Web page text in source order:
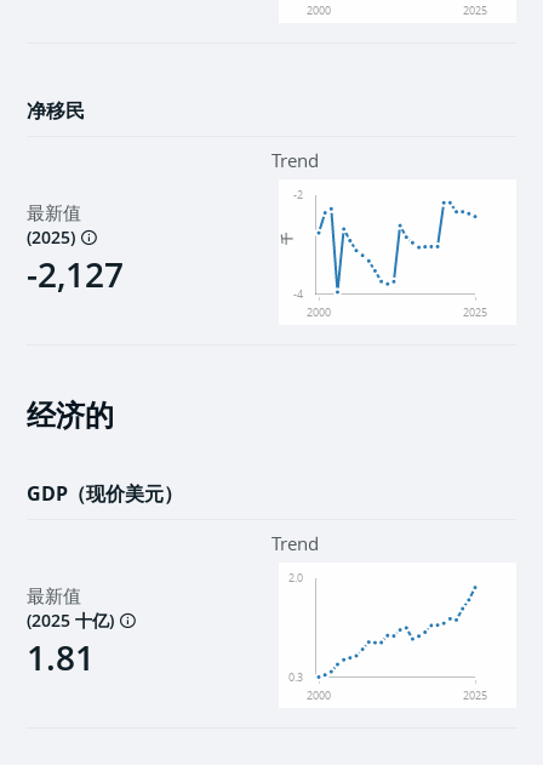
2000 2025
净移民
最新值
(2025)
-2,127
Trend
2000 2025
千
-4
-2
经济的
GDP（现价美元）
最新值
(2025 十亿)
1.81
Trend
2000 2025
0.3
2.0